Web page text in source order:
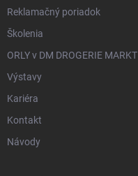
Reklamačný poriadok
Školenia
ORLY v DM DROGERIE MARKT
Výstavy
Kariéra
Kontakt
Návody